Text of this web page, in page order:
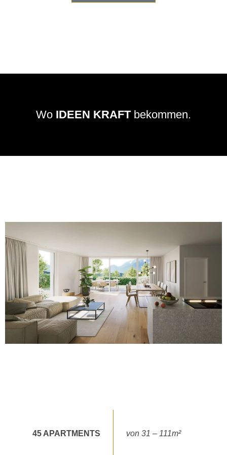
Wo IDEEN KRAFT bekommen.
45 APARTMENTS von 31 – 111m²